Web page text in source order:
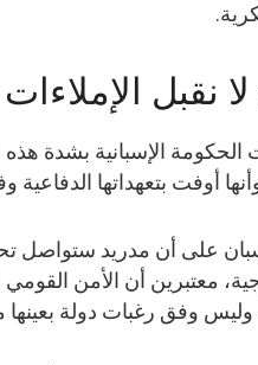
نقبل
الإسبانية بشدة هذه
أوفت بتعهداتها الدفاعية
على أن مدريد ستواصل
معتبرين أن الأمن القومي
وليس وفق رغبات دولة